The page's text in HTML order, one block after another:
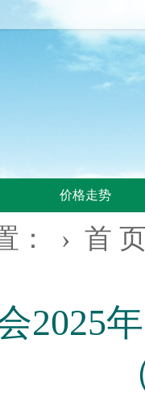
价格走势
： › 首
2025